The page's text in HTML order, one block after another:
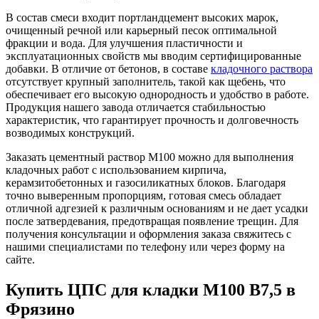
В состав смеси входит портландцемент высоких марок,
очищенный речной или карьерный песок оптимальной
фракции и вода. Для улучшения пластичности и
эксплуатационных свойств мы вводим сертифицированные
добавки. В отличие от бетонов, в составе кладочного раствора
отсутствует крупный заполнитель, такой как щебень, что
обеспечивает его высокую однородность и удобство в работе.
Продукция нашего завода отличается стабильностью
характеристик, что гарантирует прочность и долговечность
возводимых конструкций.
Заказать цементный раствор М100 можно для выполнения
кладочных работ с использованием кирпича,
керамзитобетонных и газосиликатных блоков. Благодаря
точно выверенным пропорциям, готовая смесь обладает
отличной адгезией к различным основаниям и не дает усадки
после затвердевания, предотвращая появление трещин. Для
получения консультации и оформления заказа свяжитесь с
нашими специалистами по телефону или через форму на
сайте.
Купить ЦПС для кладки М100 B7,5 в
Фрязино